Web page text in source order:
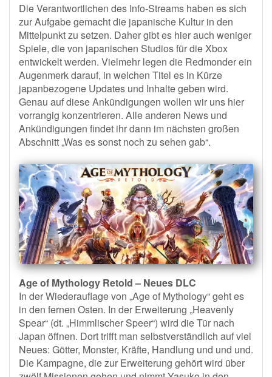
Die Verantwortlichen des Info-Streams haben es sich
zur Aufgabe gemacht die japanische Kultur in den
Mittelpunkt zu setzen. Daher gibt es hier auch weniger
Spiele, die von japanischen Studios für die Xbox
entwickelt werden. Vielmehr legen die Redmonder ein
Augenmerk darauf, in welchen Titel es in Kürze
japanbezogene Updates und Inhalte geben wird.
Genau auf diese Ankündigungen wollen wir uns hier
vorrangig konzentrieren. Alle anderen News und
Ankündigungen findet ihr dann im nächsten großen
Abschnitt „Was es sonst noch zu sehen gab“.
Age of Mythology Retold – Neues DLC
In der Wiederauflage von „Age of Mythology“ geht es
in den fernen Osten. In der Erweiterung „Heavenly
Spear“ (dt. „Himmlischer Speer“) wird die Tür nach
Japan öffnen. Dort trifft man selbstverständlich auf viel
Neues: Götter, Monster, Kräfte, Handlung und und und.
Die Kampagne, die zur Erweiterung gehört wird über